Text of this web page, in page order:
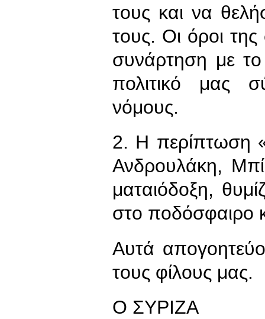
τους και να
τους. Οι όροι της
συνάρτηση με
πολιτικό μας
νόμους.
2. Η περίπτωση
Ανδρουλάκη,
ματαιόδοξη,
στο ποδόσφαιρο
Αυτά
τους φίλους μας.
Ο ΣΥΡΙΖΑ